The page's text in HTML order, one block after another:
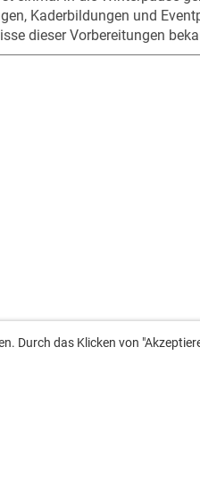
Durch das Klicken von
Kaderbildungen und
dieser Vorbereitungen